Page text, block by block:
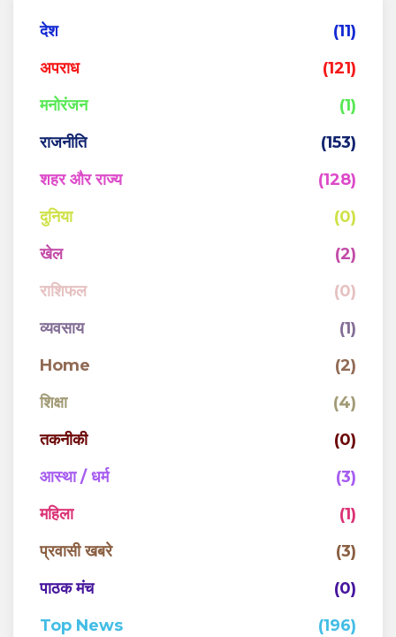
देश
(11)
अपराध
(121)
मनोरंजन
(1)
राजनीति
(153)
शहर और राज्य
(128)
दुनिया
(0)
खेल
(2)
राशिफल
(0)
व्यवसाय
(1)
Home
(2)
शिक्षा
(4)
तकनीकी
(0)
आस्था / धर्म
(3)
महिला
(1)
प्रवासी खबरे
(3)
पाठक मंच
(0)
Top News
(196)